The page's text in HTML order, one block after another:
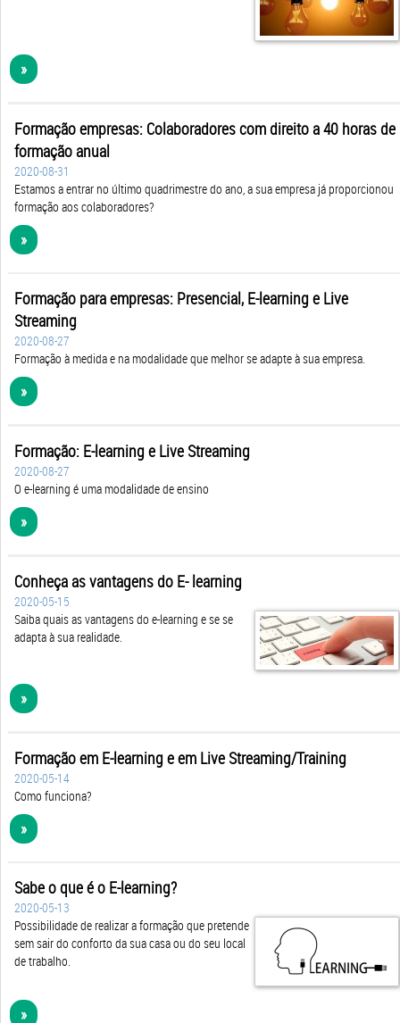
»
Formação empresas: Colaboradores com direito a 40 horas de
formação anual
2020-08-31
Estamos a entrar no último quadrimestre do ano, a sua empresa já proporcionou
formação aos colaboradores?
»
Formação para empresas: Presencial, E-learning e Live
Streaming
2020-08-27
Formação à medida e na modalidade que melhor se adapte à sua empresa.
»
Formação: E-learning e Live Streaming
2020-08-27
O e-learning é uma modalidade de ensino
»
Conheça as vantagens do E- learning
2020-05-15
Saiba quais as vantagens do e-learning e se se
adapta à sua realidade.
»
Formação em E-learning e em Live Streaming/Training
2020-05-14
Como funciona?
»
Sabe o que é o E-learning?
2020-05-13
Possibilidade de realizar a formação que pretende
sem sair do conforto da sua casa ou do seu local
de trabalho.
»